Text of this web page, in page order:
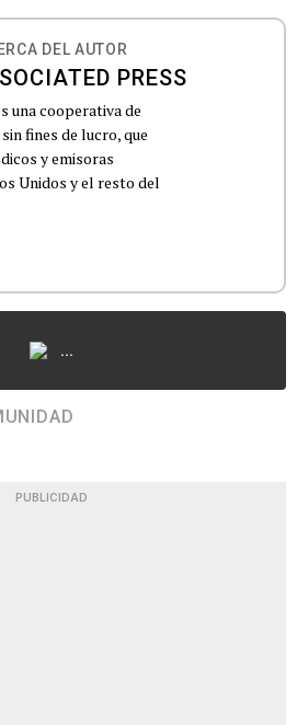
DEL AUTOR
PRESS
una cooperativa de
fines de lucro, que
y emisoras
Unidos y el resto del
...
PUBLICIDAD